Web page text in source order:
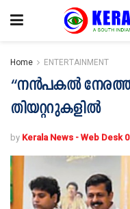
Home ENTERTAINMENT
“നൻപകൽ നേരത്ത്
തിയറ്ററുകളിൽ
by Kerala News - Web Desk